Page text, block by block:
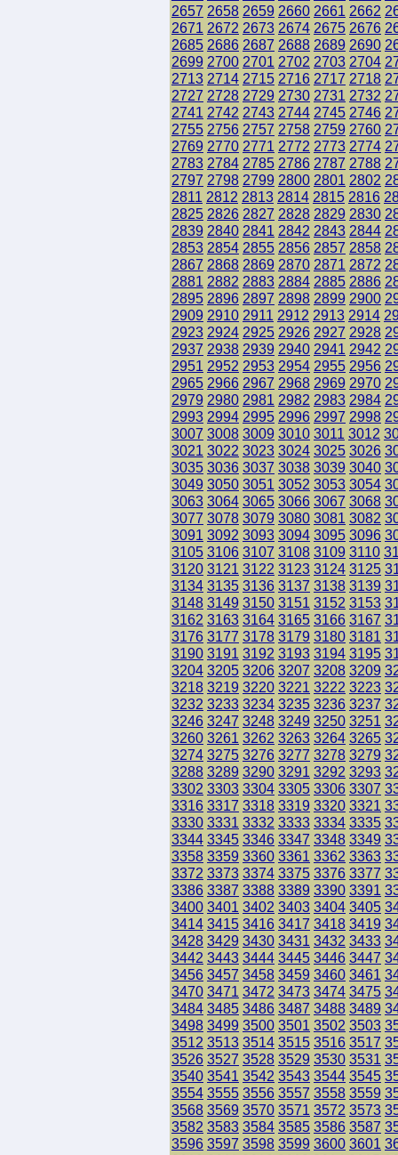
2657 2658 2659 2660 2661 2662
2671 2672 2673 2674 2675 2676
2685 2686 2687 2688 2689 2690
2699 2700 2701 2702 2703 2704
2713 2714 2715 2716 2717 2718
2727 2728 2729 2730 2731 2732
2741 2742 2743 2744 2745 2746
2755 2756 2757 2758 2759 2760
2769 2770 2771 2772 2773 2774
2783 2784 2785 2786 2787 2788
2797 2798 2799 2800 2801 2802
2811 2812 2813 2814 2815 2816
2825 2826 2827 2828 2829 2830
2839 2840 2841 2842 2843 2844
2853 2854 2855 2856 2857 2858
2867 2868 2869 2870 2871 2872
2881 2882 2883 2884 2885 2886
2895 2896 2897 2898 2899 2900
2909 2910 2911 2912 2913 2914
2923 2924 2925 2926 2927 2928
2937 2938 2939 2940 2941 2942
2951 2952 2953 2954 2955 2956
2965 2966 2967 2968 2969 2970
2979 2980 2981 2982 2983 2984
2993 2994 2995 2996 2997 2998
3007 3008 3009 3010 3011 3012
3021 3022 3023 3024 3025 3026
3035 3036 3037 3038 3039 3040
3049 3050 3051 3052 3053 3054
3063 3064 3065 3066 3067 3068
3077 3078 3079 3080 3081 3082
3091 3092 3093 3094 3095 3096
3105 3106 3107 3108 3109 3110
3120 3121 3122 3123 3124 3125
3134 3135 3136 3137 3138 3139
3148 3149 3150 3151 3152 3153
3162 3163 3164 3165 3166 3167
3176 3177 3178 3179 3180 3181
3190 3191 3192 3193 3194 3195
3204 3205 3206 3207 3208 3209
3218 3219 3220 3221 3222 3223
3232 3233 3234 3235 3236 3237
3246 3247 3248 3249 3250 3251
3260 3261 3262 3263 3264 3265
3274 3275 3276 3277 3278 3279
3288 3289 3290 3291 3292 3293
3302 3303 3304 3305 3306 3307
3316 3317 3318 3319 3320 3321
3330 3331 3332 3333 3334 3335
3344 3345 3346 3347 3348 3349
3358 3359 3360 3361 3362 3363
3372 3373 3374 3375 3376 3377
3386 3387 3388 3389 3390 3391
3400 3401 3402 3403 3404 3405
3414 3415 3416 3417 3418 3419
3428 3429 3430 3431 3432 3433
3442 3443 3444 3445 3446 3447
3456 3457 3458 3459 3460 3461
3470 3471 3472 3473 3474 3475
3484 3485 3486 3487 3488 3489
3498 3499 3500 3501 3502 3503
3512 3513 3514 3515 3516 3517
3526 3527 3528 3529 3530 3531
3540 3541 3542 3543 3544 3545
3554 3555 3556 3557 3558 3559
3568 3569 3570 3571 3572 3573
3582 3583 3584 3585 3586 3587
3596 3597 3598 3599 3600 3601